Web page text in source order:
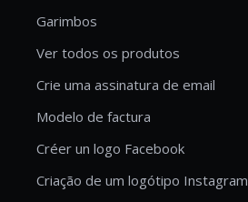
Garimbos
Ver todos os produtos
Crie uma assinatura de email
Modelo de factura
Créer un logo Facebook
Criação de um logótipo Instagram